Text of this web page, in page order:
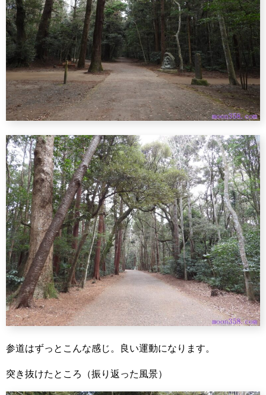
参道はずっとこんな感じ。良い運動になります。
突き抜けたところ（振り返った風景）